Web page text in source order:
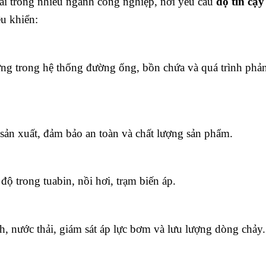
khiển:
trong hệ thống đường ống, bồn chứa và quá trình
xuất, đảm bảo an toàn và chất lượng sản phẩm.
trong tuabin, nồi hơi, trạm biến áp.
nước thải, giám sát áp lực bơm và lưu lượng dòng chảy.